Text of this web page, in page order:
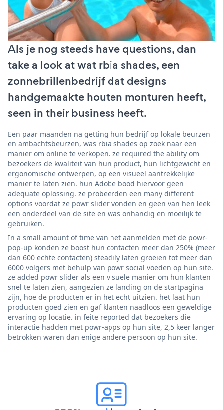
Als je nog steeds have questions, dan
take a look at wat rbia shades, een
zonnebrillenbedrijf dat designs
handgemaakte houten monturen heeft,
seen in their business heeft.
Een paar maanden na getting hun bedrijf op lokale beurzen
en ambachtsbeurzen, was rbia shades op zoek naar een
manier om online te verkopen. ze required the ability om
bezoekers de kwaliteit van hun product, hun lichtgewicht en
ergonomische ontwerpen, op een visueel aantrekkelijke
manier te laten zien. hun Adobe bood hiervoor geen
adequate oplossing. ze probeerden een many different
options voordat ze powr slider vonden en geen van hen leek
een onderdeel van de site en was onhandig en moeilijk te
gebruiken.
In a small amount of time van het aanmelden met de powr-
pop-up konden ze boost hun contacten meer dan 250% (meer
dan 600 echte contacten) steadily laten groeien tot meer dan
6000 volgers met behulp van powr social voeden op hun site.
ze added powr slider als een visuele manier om hun klanten
snel te laten zien, aangezien ze landing on de startpagina
zijn, hoe de producten er in het echt uitzien. het laat hun
producten goed zien en gaf klanten naadloos een geweldige
ervaring op locatie. in feite reported dat bezoekers die
interactie hadden met powr-apps op hun site, 2,5 keer langer
betrokken waren dan enige andere persoon op hun site.